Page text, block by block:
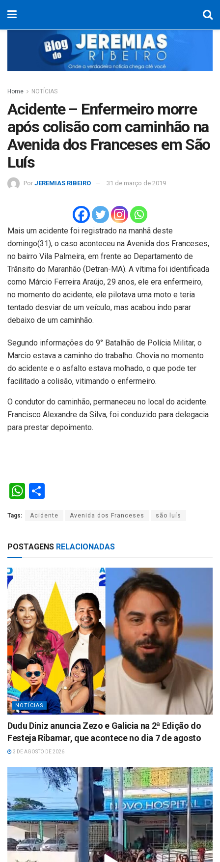
Home NOTÍCIAS
Acidente – Enfermeiro morre
após colisão com caminhão na
Avenida dos Franceses em São
Luís
Por JEREMIAS RIBEIRO 31 de março de 2019
Mais um acidente foi registrado na manhã deste
domingo(31), o caso aconteceu na Avenida dos Franceses,
no bairro Vila Palmeira, em frente ao Departamento de
Trânsito do Maranhão (Detran-MA). A vítima foi identificada
como Márcio Ferreira Araújo, 29 anos, ele era enfermeiro,
no momento do acidente, ele pilotava uma moto e teria
tentado desviar de um veículo, mas acabou indo parar
debaixo de um caminhão.
Segundo informações do 9° Batalhão de Polícia Militar, o
Marcio estava a caminho do trabalho. Chovia no momento
do acidente e o asfalto estava molhado, o que pode ter
facilitado a colisão, vitimando o enfermeiro.
O condutor do caminhão, permaneceu no local do acidente.
Francisco Alexandre da Silva, foi conduzido para delegacia
para prestar depoimento.
W
at
A
ar
Tags: Acidente Avenida dos Franceses são luís
POSTAGENS RELACIONADAS
NOTÍCIAS
Dudu Diniz anuncia Zezo e Galicia na 2ª Edição do
Festeja Ribamar, que acontece no dia 7 de agosto
3 DE AGOSTO DE 2026